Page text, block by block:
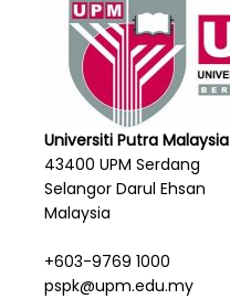
Universiti Putra Malaysia
43400 UPM Serdang
Selangor Darul Ehsan
Malaysia
+603-9769 1000
pspk@upm.edu.my